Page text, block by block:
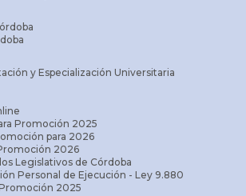
y Especialización Universitaria
Promoción 2025
para 2026
2026
Legislativos de Córdoba
Personal de Ejecución - Ley 9.880
2025